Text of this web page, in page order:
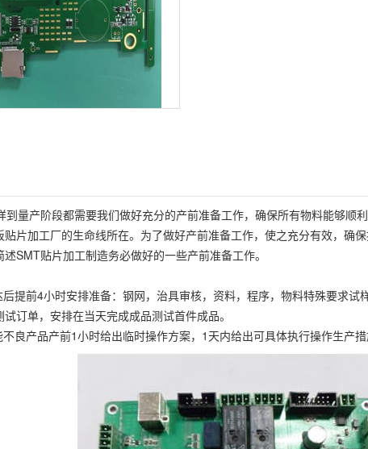
到量产阶段都需要我们做好充分的产前准备工作，确保所有物料能够顺
贴片加工厂的生命线所在。为了做好产前准备工作，使之充分有效，确
SMT贴片加工制造务必做好的一些产前准备工作。
提前4小时安排准备：钢网，治具审核，资料，程序，物料特殊要求试
订单，安排在当天完成成品测试首件成品。
良产品产前1小时给出临时操作方案，1天内给出可具体执行操作生产措